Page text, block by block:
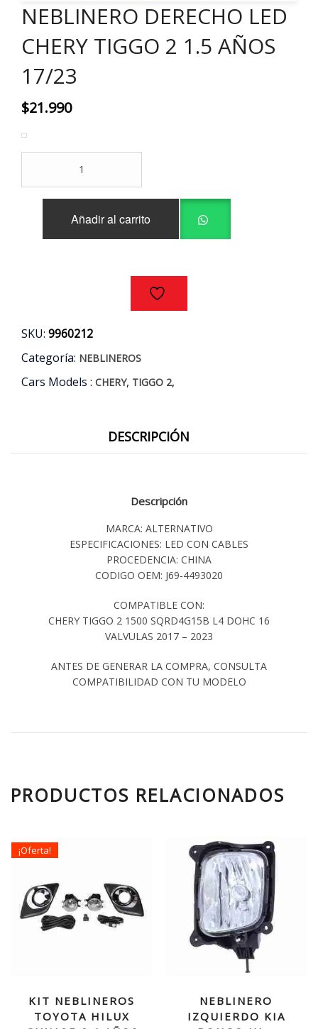
NEBLINERO DERECHO LED
CHERY TIGGO 2 1.5 AÑOS
17/23
$21.990
LED
CHERY
Añadir al carrito
SKU: 9960212
Categoría: NEBLINEROS
Cars Models : CHERY, TIGGO 2,
DESCRIPCIÓN
Descripción
MARCA: ALTERNATIVO
ESPECIFICACIONES: LED CON CABLES
PROCEDENCIA: CHINA
CODIGO OEM: J69-4493020
COMPATIBLE CON:
CHERY TIGGO 2 1500 SQRD4G15B L4 DOHC 16
VALVULAS 2017 – 2023
ANTES DE GENERAR LA COMPRA, CONSULTA
COMPATIBILIDAD CON TU MODELO
PRODUCTOS RELACIONADOS
¡Oferta!
KIT NEBLINEROS
TOYOTA HILUX
NEBLINERO
IZQUIERDO KIA